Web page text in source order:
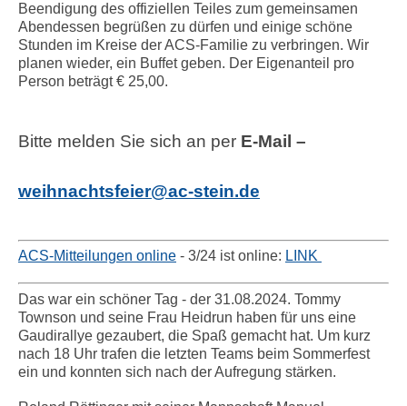
Beendigung des offiziellen Teiles zum gemeinsamen
Abendessen begrüßen zu dürfen und einige schöne
Stunden im Kreise der ACS-Familie zu verbringen. Wir
planen wieder, ein Buffet geben. Der Eigenanteil pro
Person beträgt € 25,00.
Bitte melden Sie sich an per E-Mail –
weihnachtsfeier@ac-stein.de
ACS-Mitteilungen online - 3/24 ist online: LINK
Das war ein schöner Tag - der 31.08.2024. Tommy
Townson und seine Frau Heidrun haben für uns eine
Gaudirallye gezaubert, die Spaß gemacht hat. Um kurz
nach 18 Uhr trafen die letzten Teams beim Sommerfest
ein und konnten sich nach der Aufregung stärken.